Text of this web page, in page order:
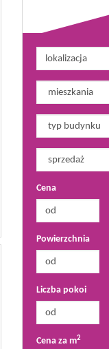
Cena
Powierzchnia
Liczba pokoi
Cena za m2